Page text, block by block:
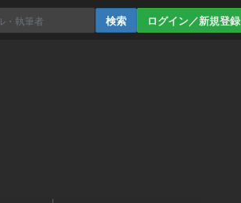
ログイン／新規登録